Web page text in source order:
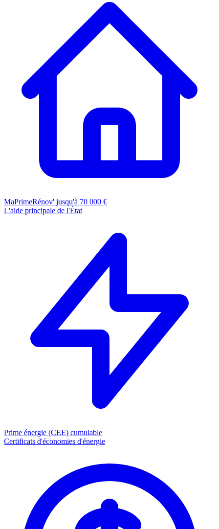
MaPrimeRénov' jusqu'à 70 000 €
L'aide principale de l'État
Prime énergie (CEE) cumulable
Certificats d'économies d'énergie